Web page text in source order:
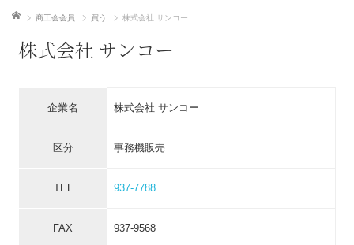
ホーム 商工会会員 買う 株式会社 サンコー
株式会社 サンコー
企業名 株式会社 サンコー
区分 事務機販売
TEL 937-7788
FAX 937-9568